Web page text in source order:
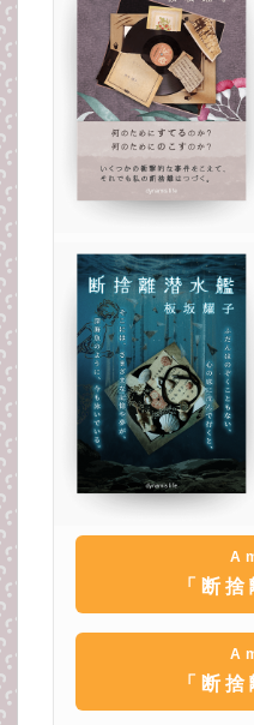
「断
「断